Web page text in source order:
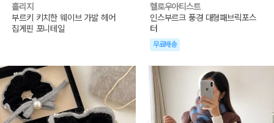
홀리지
부르키 키치한 웨이브 가발 헤어
집게핀 포니테일
헬로우아티스트
인스부르크 풍경 대형패브릭포스
터
무료배송